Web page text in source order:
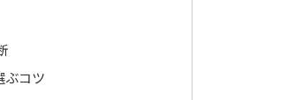
ぶコツ